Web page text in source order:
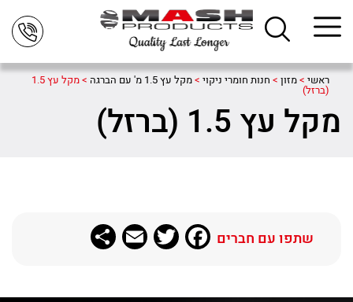
ראשי >מזון > חנות חומרי ניקוי >מקל עץ 1.5 מ' עם הברגה > מקל עץ 1.5
(ברזל)
מקל עץ 1.5 (ברזל)
שתפו עם חברים Facebook
Twitter
Email